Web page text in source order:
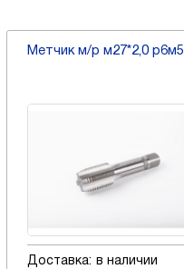
Метчик м/р м27*2,0 р6м5
Доставка:
в наличии